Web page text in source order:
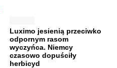
Luximo jesienią przeciwko
odpornym rasom
wyczyńca. Niemcy
czasowo dopuściły
herbicyd